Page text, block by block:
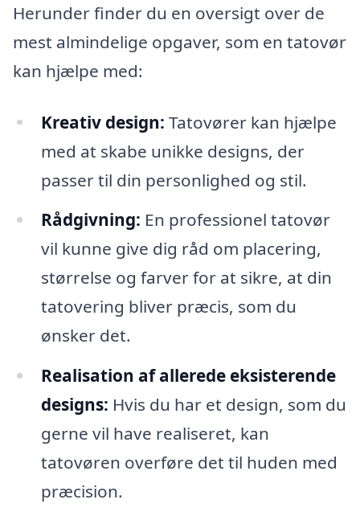
Herunder finder du en oversigt over de
mest almindelige opgaver, som en tatovør
kan hjælpe med:
Kreativ design: Tatovører kan hjælpe
med at skabe unikke designs, der
passer til din personlighed og stil.
Rådgivning: En professionel tatovør
vil kunne give dig råd om placering,
størrelse og farver for at sikre, at din
tatovering bliver præcis, som du
ønsker det.
Realisation af allerede eksisterende
designs: Hvis du har et design, som du
gerne vil have realiseret, kan
tatovøren overføre det til huden med
præcision.